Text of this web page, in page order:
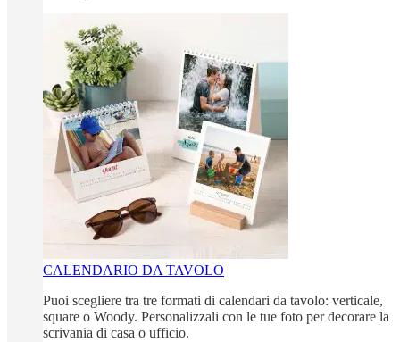
CALENDARIO DA TAVOLO
Puoi scegliere tra tre formati di calendari da tavolo: verticale,
square o Woody. Personalizzali con le tue foto per decorare la
scrivania di casa o ufficio.